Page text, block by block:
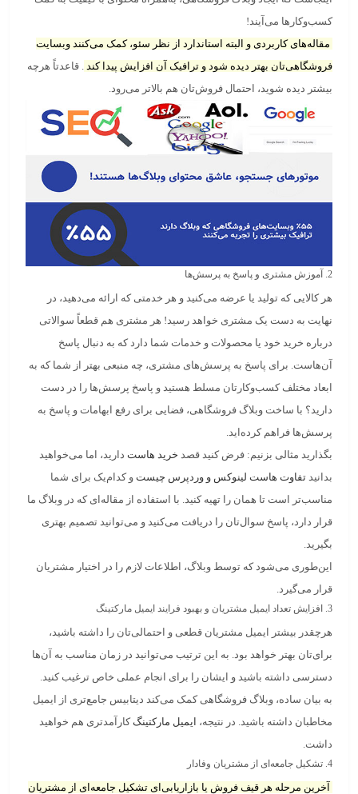
کسب‌وکارها می‌آیند!
مقاله‌های کاربردی و البته استاندارد از نظر سئو، کمک می‌کنند وبسایت
فروشگاهی‌تان بهتر دیده شود و ترافیک آن افزایش پیدا کند . قاعدتاً هرچه
بیشتر دیده شوید، احتمال فروش‌تان هم بالاتر می‌رود.
2. آموزش مشتری و پاسخ به پرسش‌ها
هر کالایی که تولید یا عرضه می‌کنید و هر خدمتی که ارائه می‌دهید، در
نهایت به دست یک مشتری خواهد رسید! هر مشتری هم قطعاً سوالاتی
درباره خرید خود یا محصولات و خدمات شما دارد که به دنبال پاسخ
آن‌هاست. برای پاسخ به پرسش‌های مشتری، چه منبعی بهتر از شما که به
ابعاد مختلف کسب‌وکارتان مسلط هستید و پاسخ پرسش‌ها را در دست
دارید؟ با ساخت وبلاگ فروشگاهی، فضایی برای رفع ابهامات و پاسخ به
پرسش‌ها فراهم کرده‌اید.
بگذارید مثالی بزنیم: فرض کنید قصد خرید هاست دارید، اما می‌خواهید
بدانید تفاوت هاست لینوکس و وردپرس چیست و کدام‌یک برای شما
مناسب‌تر است تا همان را تهیه کنید. با استفاده از مقاله‌ای که در وبلاگ ما
قرار دارد، پاسخ سوال‌تان را دریافت می‌کنید و می‌توانید تصمیم بهتری
بگیرید.
این‌طوری می‌شود که توسط وبلاگ، اطلاعات لازم را در اختیار مشتریان
قرار می‌گیرد.
3. افزایش تعداد ایمیل مشتریان و بهبود فرایند ایمیل مارکتینگ
هرچقدر بیشتر ایمیل مشتریان قطعی و احتمالی‌تان را داشته باشید،
برای‌تان بهتر خواهد بود. به این ترتیب می‌توانید در زمان مناسب به آن‌ها
دسترسی داشته باشید و ایشان را برای انجام عملی خاص ترغیب کنید.
به بیان ساده، وبلاگ فروشگاهی کمک می‌کند دیتابیس جامع‌تری از ایمیل
مخاطبان داشته باشید. در نتیجه، ایمیل مارکتینگ کارآمدتری هم خواهید
داشت.
4. تشکیل جامعه‌ای از مشتریان وفادار
آخرین مرحله هر قیف فروش یا بازاریابی‌ای تشکیل جامعه‌ای از مشتریان